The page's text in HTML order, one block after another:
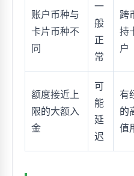
账户币种与
卡片币种不
同
一
般
正
常
跨
持
户
额度接近上
限的大额入
金
可
能
延
迟
有
的
值